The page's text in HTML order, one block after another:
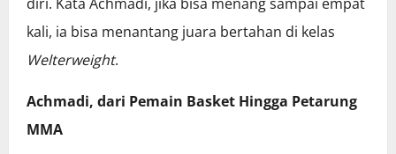
kali, ia bisa menantang juara bertahan di kelas
Welterweight.
Achmadi, dari Pemain Basket Hingga Petarung
MMA